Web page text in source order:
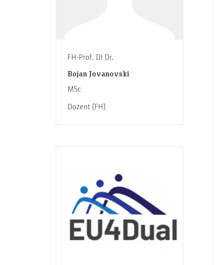
FH-Prof. DI Dr.
Bojan Jovanovski
MSc
Dozent (FH)